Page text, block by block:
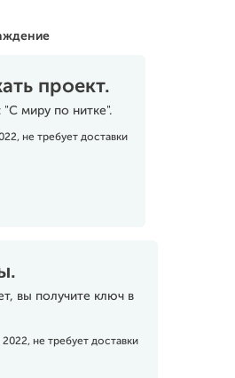
проект.
"С миру по нитке".
не требует доставки
вы получите ключ в
2022, не требует доставки